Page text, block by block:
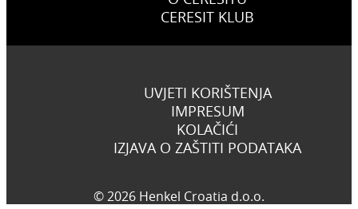
CERESIT KLUB
UVJETI KORIŠTENJA
IMPRESUM
KOLAČIĆI
IZJAVA O ZAŠTITI PODATAKA
© 2026 Henkel Croatia d.o.o.